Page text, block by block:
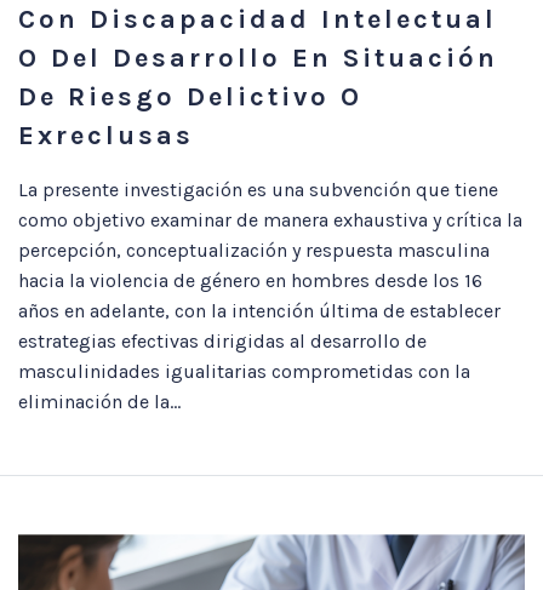
Con Discapacidad Intelectual
O Del Desarrollo En Situación
De Riesgo Delictivo O
Exreclusas
La presente investigación es una subvención que tiene
como objetivo examinar de manera exhaustiva y crítica la
percepción, conceptualización y respuesta masculina
hacia la violencia de género en hombres desde los 16
años en adelante, con la intención última de establecer
estrategias efectivas dirigidas al desarrollo de
masculinidades igualitarias comprometidas con la
eliminación de la...